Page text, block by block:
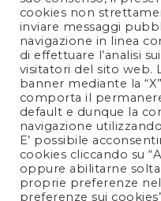
cookies non
inviare messaggi
navigazione in linea
di effettuare l’analisi
visitatori del sito web.
banner mediante la
comporta il
default e dunque la
navigazione
E’ possibile
cookies cliccando su
oppure abilitarne
proprie preferenze
preferenze sui